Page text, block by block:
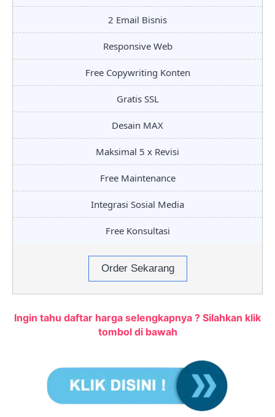
2 Email Bisnis
Responsive Web
Free Copywriting Konten
Gratis SSL
Desain MAX
Maksimal 5 x Revisi
Free Maintenance
Integrasi Sosial Media
Free Konsultasi
Order Sekarang
Ingin tahu daftar harga selengkapnya ? Silahkan klik
tombol di bawah